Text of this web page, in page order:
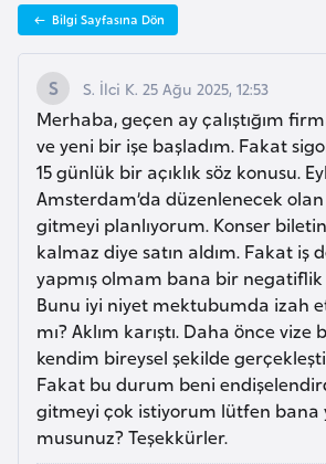
z
e
l
e
m
l
e
r
i
Bilgi Sayfasına Dön
S. İlci K. 25 Ağu 2025, 12:53
Merhaba, geçen ay çalıştığım
ve yeni bir işe başladım. Fakat
15 günlük bir açıklık söz konusu.
Amsterdam’da düzenlenecek
gitmeyi planlıyorum. Konser
kalmaz diye satın aldım. Fakat iş
yapmış olmam bana bir negatiflik
Bunu iyi niyet mektubumda izah
mı? Aklım karıştı. Daha önce vize
kendim bireysel şekilde
Fakat bu durum beni
gitmeyi çok istiyorum lütfen bana
musunuz? Teşekkürler.
v
u
s
t
u
r
y
a
A
z
e
r
b
a
y